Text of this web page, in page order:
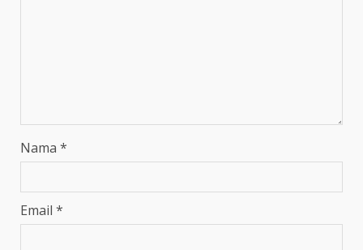
Nama *
Email *